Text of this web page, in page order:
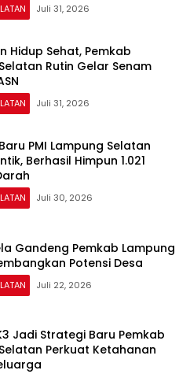
Juli 31, 2026
Hidup Sehat, Pemkab
Rutin Gelar Senam
Juli 31, 2026
PMI Lampung Selatan
Berhasil Himpun 1.021
Juli 30, 2026
Gandeng Pemkab Lampung
Potensi Desa
Juli 22, 2026
Jadi Strategi Baru Pemkab
Perkuat Ketahanan